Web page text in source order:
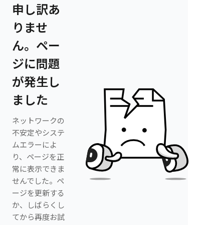
申し訳あ
りませ
ん。ペー
ジに問題
が発生し
ました
ネットワークの
不安定やシステ
ムエラーによ
り、ページを正
常に表示できま
せんでした。ペ
ージを更新する
か、しばらくし
てから再度お試